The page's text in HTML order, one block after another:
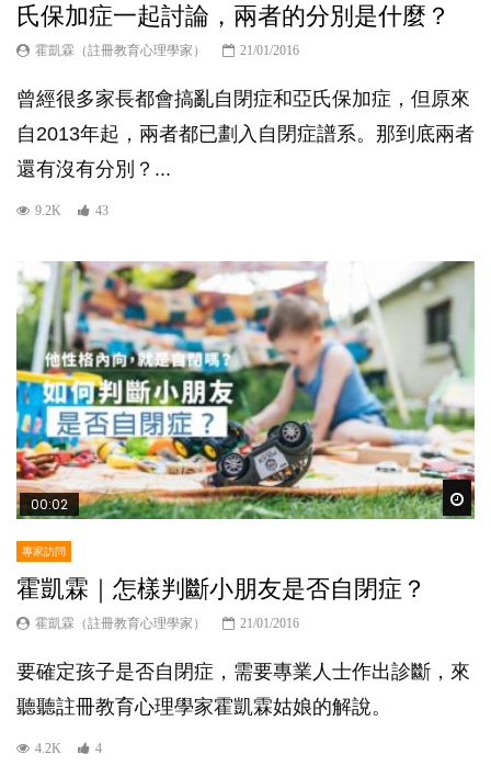
氏保加症一起討論，兩者的分別是什麼？
霍凱霖（註冊教育心理學家） 21/01/2016
曾經很多家長都會搞亂自閉症和亞氏保加症，但原來
自2013年起，兩者都已劃入自閉症譜系。那到底兩者
還有沒有分別？...
9.2K 43
00:02
專家訪問
霍凱霖｜怎樣判斷小朋友是否自閉症？
霍凱霖（註冊教育心理學家） 21/01/2016
要確定孩子是否自閉症，需要專業人士作出診斷，來
聽聽註冊教育心理學家霍凱霖姑娘的解說。
4.2K 4